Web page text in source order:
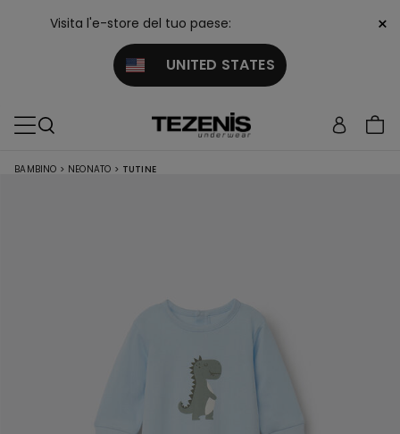
Visita l'e-store del tuo paese:
UNITED STATES
×
BAMBINO > NEONATO > TUTINE